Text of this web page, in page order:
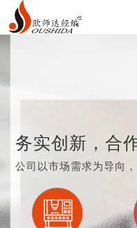
关于我们
产品中心
新闻中心
荣誉资质
务实创新，合
公司以市场需求为导向